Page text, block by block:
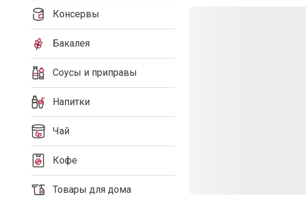
Консервы
Бакалея
Соусы и приправы
Напитки
Чай
Кофе
Товары для дома